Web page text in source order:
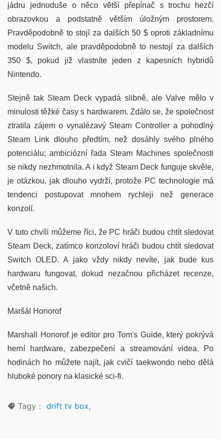
jádru jednoduše o něco větší přepínač s trochu hezčí
obrazovkou a podstatně větším úložným prostorem.
Pravděpodobně to stojí za dalších 50 $ oproti základnímu
modelu Switch, ale pravděpodobně to nestojí za dalších
350 $, pokud již vlastníte jeden z kapesních hybridů
Nintendo.
Stejně tak Steam Deck vypadá slibně, ale Valve mělo v
minulosti těžké časy s hardwarem. Zdálo se, že společnost
ztratila zájem o vynalézavý Steam Controller a pohodlný
Steam Link dlouho předtím, než dosáhly svého plného
potenciálu; ambiciózní řada Steam Machines společnosti
se nikdy nezhmotnila. A i když Steam Deck funguje skvěle,
je otázkou, jak dlouho vydrží, protože PC technologie má
tendenci postupovat mnohem rychleji než generace
konzolí.
V tuto chvíli můžeme říci, že PC hráči budou chtít sledovat
Steam Deck, zatímco konzoloví hráči budou chtít sledovat
Switch OLED. A jako vždy nikdy nevíte, jak bude kus
hardwaru fungovat, dokud nezačnou přicházet recenze,
včetně našich.
Maršál Honorof
Marshall Honorof je editor pro Tom's Guide, který pokrývá
herní hardware, zabezpečení a streamování videa. Po
hodinách ho můžete najít, jak cvičí taekwondo nebo dělá
hluboké ponory na klasické sci-fi.
Tagy： drift tv box,